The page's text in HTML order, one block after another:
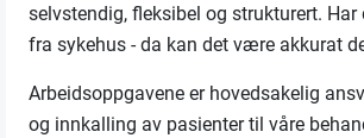
selvstendig, fleksibel og strukturert.
fra sykehus - da kan det være akkurat
Arbeidsoppgavene er hovedsakelig
og innkalling av pasienter til våre